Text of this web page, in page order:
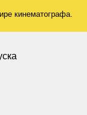
кинематографа.